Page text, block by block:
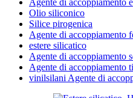
Olio siliconico
Silice pirogenica
Agente di accoppiamento
estere silicatico
Agente di accoppiamento
Agente di accoppiamento
vinilsilani Agente di